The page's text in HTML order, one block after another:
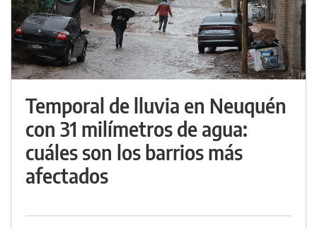
Temporal de lluvia en Neuquén
con 31 milímetros de agua:
cuáles son los barrios más
afectados